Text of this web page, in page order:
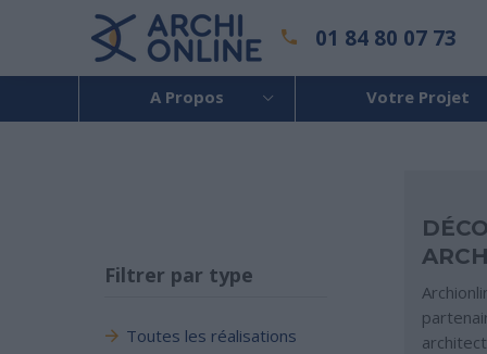
01 84 80 07 73
A Propos Votre Projet
Filtrer par type
Toutes les réalisations